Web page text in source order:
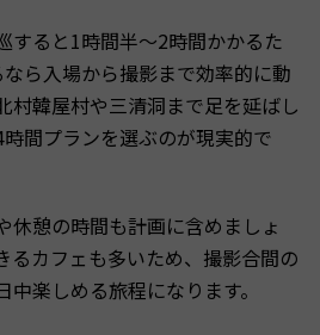
すると1時間半〜2時間かかるた
ら入場から撮影まで効率的に動
村韓屋村や三清洞まで足を延ばし
間プランを選ぶのが現実的で
休憩の時間も計画に含めましょ
るカフェも多いため、撮影合間の
楽しめる旅程になります。